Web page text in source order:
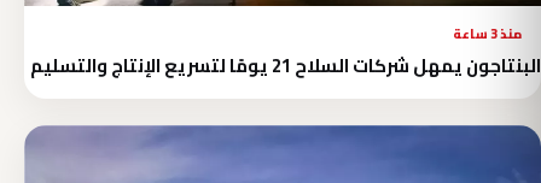
منذ 3 ساعة
البنتاجون يمهل شركات السلاح 21 يومًا لتسريع الإنتاج والتسليم